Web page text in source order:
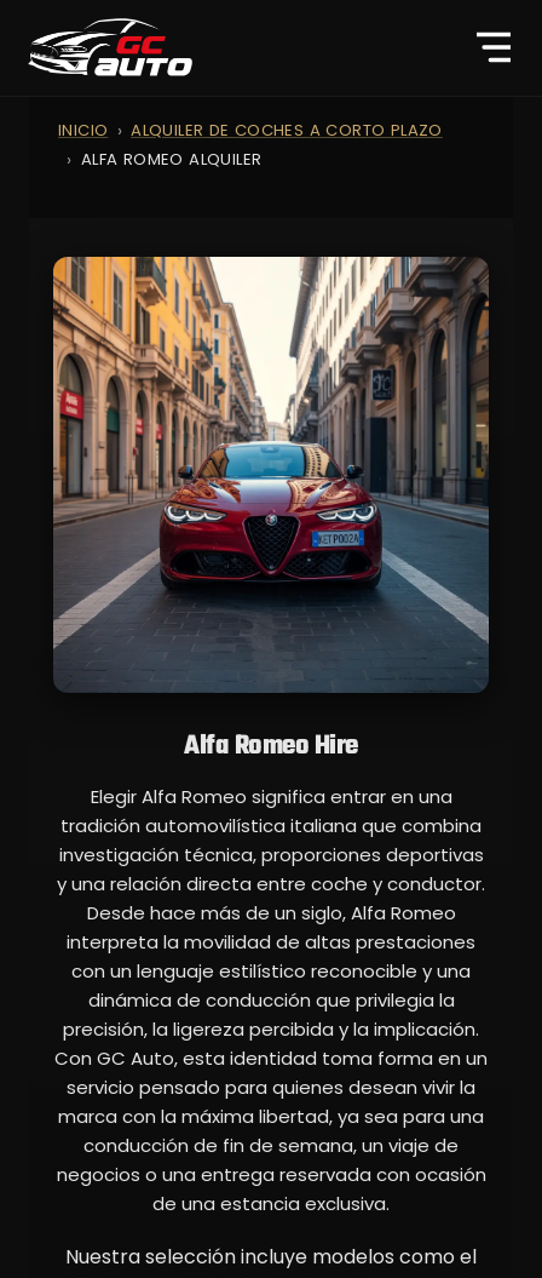
INICIO
ALQUILER DE COCHES A CORTO PLAZO
ALFA ROMEO ALQUILER
Alfa Romeo Hire
Elegir Alfa Romeo significa entrar en una
tradición automovilística italiana que combina
investigación técnica, proporciones deportivas
y una relación directa entre coche y conductor.
Desde hace más de un siglo, Alfa Romeo
interpreta la movilidad de altas prestaciones
con un lenguaje estilístico reconocible y una
dinámica de conducción que privilegia la
precisión, la ligereza percibida y la implicación.
Con GC Auto, esta identidad toma forma en un
servicio pensado para quienes desean vivir la
marca con la máxima libertad, ya sea para una
conducción de fin de semana, un viaje de
negocios o una entrega reservada con ocasión
de una estancia exclusiva.
Nuestra selección incluye modelos como el